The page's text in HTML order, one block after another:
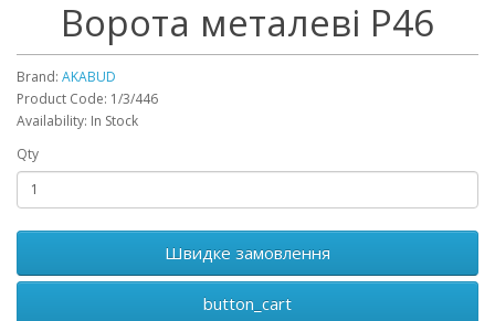
Ворота металеві P46
Brand: AKABUD
Product Code: 1/3/446
Availability: In Stock
Qty
Швидке замовлення
button_cart